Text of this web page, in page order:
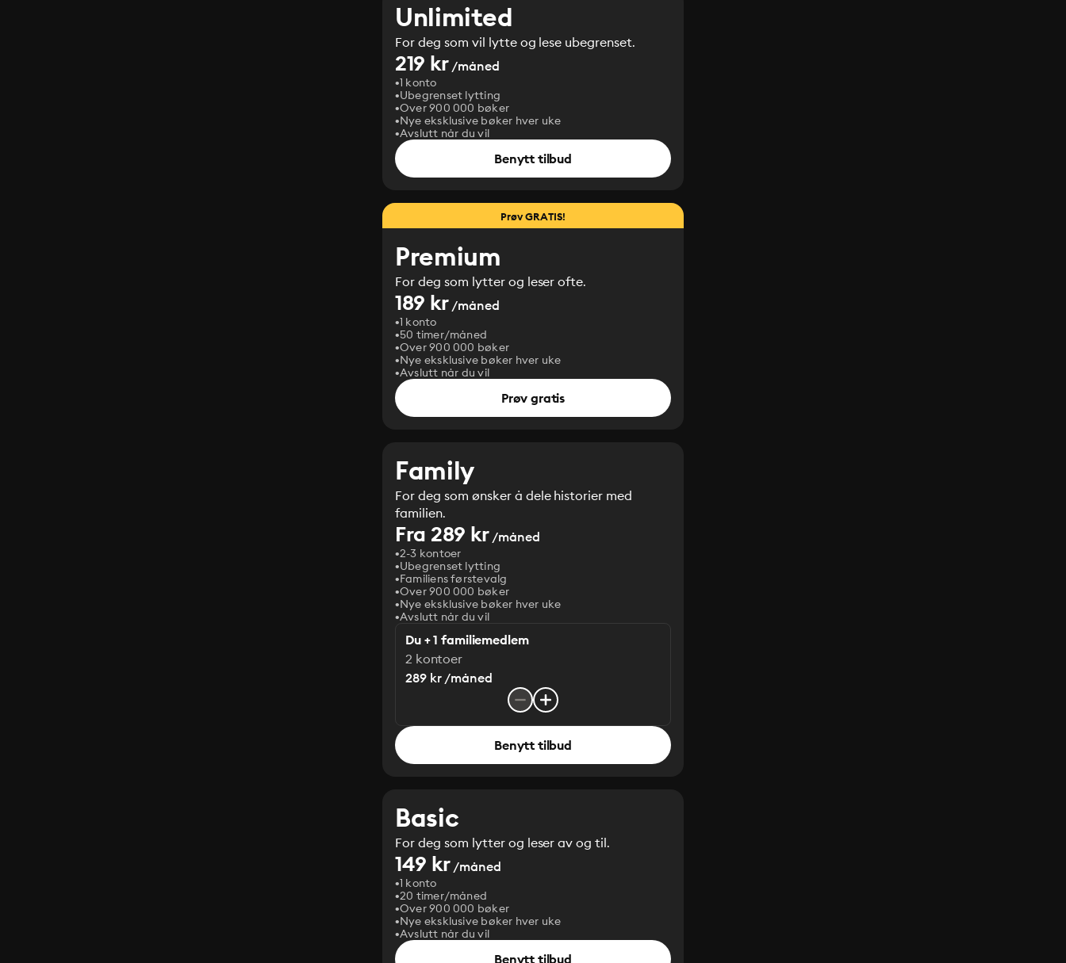
Unlimited
For deg som vil lytte og lese ubegrenset.
219 kr/måned
1 konto
Ubegrenset lytting
Over 900 000 bøker
Nye eksklusive bøker hver uke
Avslutt når du vil
Benytt tilbud
Prøv GRATIS!
Premium
For deg som lytter og leser ofte.
189 kr/måned
1 konto
50 timer/måned
Over 900 000 bøker
Nye eksklusive bøker hver uke
Avslutt når du vil
Prøv gratis
Family
For deg som ønsker å dele historier med
familien.
Fra 289 kr/måned
2-3 kontoer
Ubegrenset lytting
Familiens førstevalg
Over 900 000 bøker
Nye eksklusive bøker hver uke
Avslutt når du vil
Du + 1 familiemedlem
2 kontoer
289 kr /måned
Benytt tilbud
Basic
For deg som lytter og leser av og til.
149 kr/måned
1 konto
20 timer/måned
Over 900 000 bøker
Nye eksklusive bøker hver uke
Avslutt når du vil
Benytt tilbud